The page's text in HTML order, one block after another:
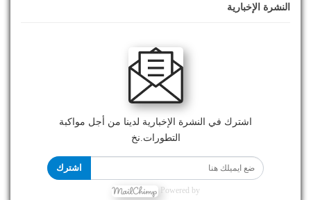
النشرة الإخبارية
اشترك في النشرة الإخبارية لدينا من أجل مواكبة
التطورات.نخ
اشترك
Powered by